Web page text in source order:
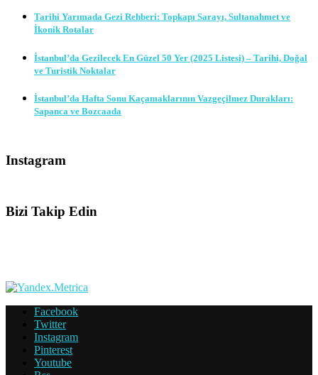
Tarihi Yarımada Gezi Rehberi: Topkapı Sarayı, Sultanahmet ve
İkonik Rotalar
İstanbul’da Gezilecek En Güzel 50 Yer (2025 Listesi) – Tarihi, Doğal
ve Turistik Noktalar
İstanbul’da Hafta Sonu Kaçamaklarının Vazgeçilmez Durakları:
Sapanca ve Bozcaada
Instagram
Bizi Takip Edin
Facebook
Twitter
Instagram
Pinterest
Youtube